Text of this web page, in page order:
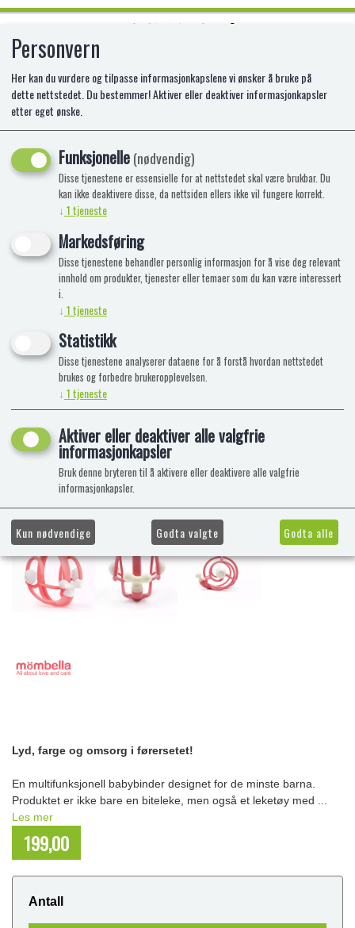
MOMBELLA SNAIL - ROSA
Rangle og biteleke for de mellom 0-6 mnd.
Lyd, farge og omsorg i førersetet!
En multifunksjonell babybinder designet for de minste barna.
Produktet er ikke bare en biteleke, men også et leketøy med ...
Les mer
199,00
Antall
Personvern
Her kan du vurdere og tilpasse informasjonkapslene vi ønsker å bruke på
dette nettstedet. Du bestemmer! Aktiver eller deaktiver informasjonkapsler
etter eget ønske.
Funksjonelle(nødvendig)
Disse tjenestene er essensielle for at nettstedet skal være brukbar. Du
kan ikke deaktivere disse, da nettsiden ellers ikke vil fungere korrekt.
↓ 1tjeneste
Markedsføring
Disse tjenestene behandler personlig informasjon for å vise deg relevant
innhold om produkter, tjenester eller temaer som du kan være interessert
i.
↓ 1tjeneste
Statistikk
Disse tjenestene analyserer dataene for å forstå hvordan nettstedet
brukes og forbedre brukeropplevelsen.
↓ 1tjeneste
Aktiver eller deaktiver alle valgfrie
informasjonkapsler
Bruk denne bryteren til å aktivere eller deaktivere alle valgfrie
informasjonkapsler.
Kun nødvendige Godta valgte Godta alle